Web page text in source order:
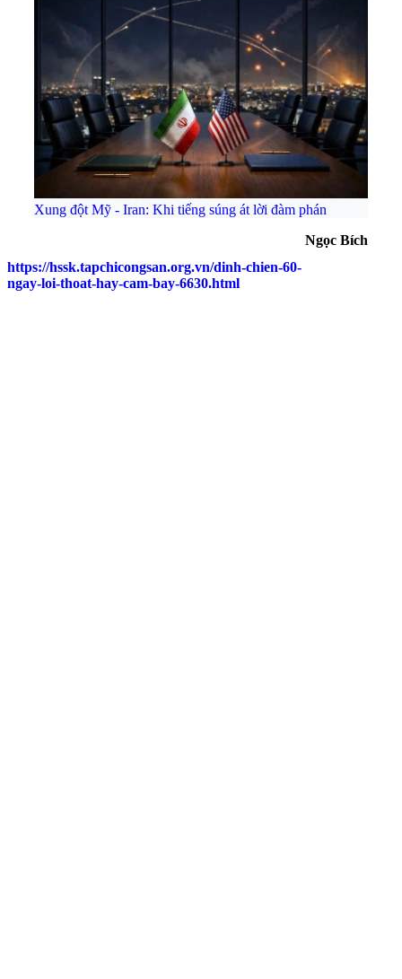
Xung đột Mỹ - Iran: Khi tiếng súng át lời đàm phán
Ngọc Bích
https://hssk.tapchicongsan.org.vn/dinh-chien-60-
ngay-loi-thoat-hay-cam-bay-6630.html